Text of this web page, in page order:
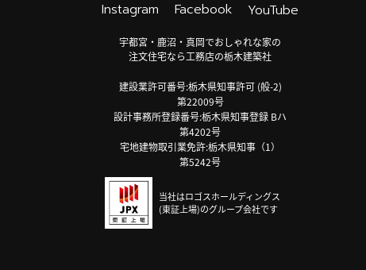
Instagram Facebook YouTube
宇都宮・鹿沼・真岡でおしゃれな家の
注文住宅なら工務店の栃木建築社
建設業許可番号:栃木県知事許可 (般-2)
第22009号
設計事務所登録番号:栃木県知事登録 Bハ
第4202号
宅地建物取引業免許:栃木県知事（1）
第5242号
当社はロゴスホールディングス
(東証上場)のグループ会社です